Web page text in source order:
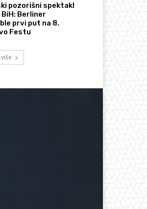
pozorišni spektakl
Berliner
prvi put na 8.
Festu